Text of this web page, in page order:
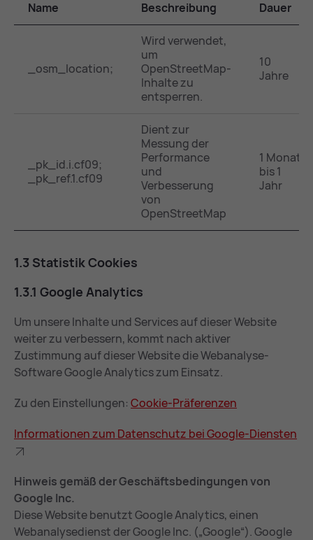
Name Beschreibung Dauer
_osm_location;
Wird verwendet,
um
OpenStreetMap-
Inhalte zu
entsperren.
10
Jahre
_pk_id.i.cf09;
_pk_ref.1.cf09
Dient zur
Messung der
Performance
und
Verbesserung
von
OpenStreetMap
1 Monat
bis 1
Jahr
1.3 Sta­tis­tik Coo­kies
1.3.1 Goog­le Ana­ly­tics
Um unsere Inhalte und Services auf dieser Website
weiter zu verbessern, kommt nach aktiver
Zustimmung auf dieser Website die Webanalyse-
Software Google Analytics zum Einsatz.
Zu den Einstellungen: Coo­kie-Prä­fe­ren­zen
In­for­ma­tio­nen zum Da­ten­schutz bei Goog­le-Diens­ten
Hinweis gemäß der Geschäftsbedingungen von
Google Inc.
Diese Website benutzt Google Analytics, einen
Webanalysedienst der Google Inc. („Google“). Google